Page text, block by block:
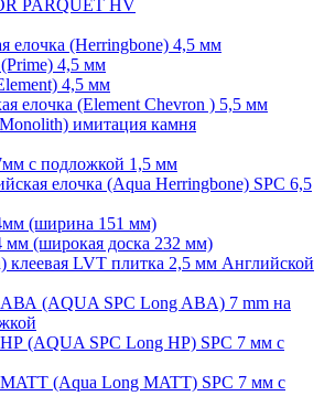
PARQUET HV
елочка (Herringbone) 4,5 мм
4,5 мм
4,5 мм
елочка (Element Chevron ) 5,5 мм
имитация камня
c подложкой 1,5 мм
елочка (Aqua Herringbone) SPC 6,5
(ширина 151 мм)
мм (широкая доска 232 мм)
клеевая LVT плитка 2,5 мм Английской
(AQUA SPC Long ABA) 7 mm на
(AQUA SPC Long HP) SPC 7 мм с
(Aqua Long MATT) SPC 7 мм с